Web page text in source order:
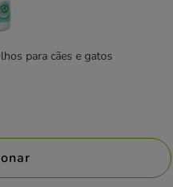
para cães e gatos